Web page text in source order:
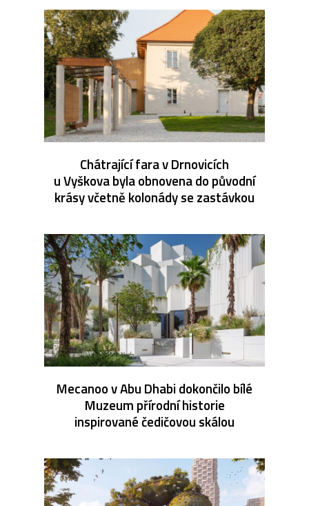
Chátrající fara v Drnovicích
u Vyškova byla obnovena do původní
krásy včetně kolonády se zastávkou
Mecanoo v Abu Dhabi dokončilo bílé
Muzeum přírodní historie
inspirované čedičovou skálou